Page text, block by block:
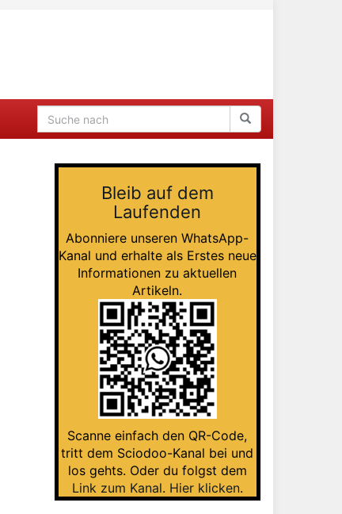
Bleib auf dem
Laufenden
Abonniere unseren WhatsApp-
Kanal und erhalte als Erstes neue
Informationen zu aktuellen
Artikeln.
Scanne einfach den QR-Code,
tritt dem Sciodoo-Kanal bei und
los gehts. Oder du folgst dem
Link zum Kanal. Hier klicken.